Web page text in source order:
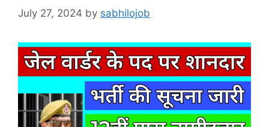
July 27, 2024 by sabhilojob